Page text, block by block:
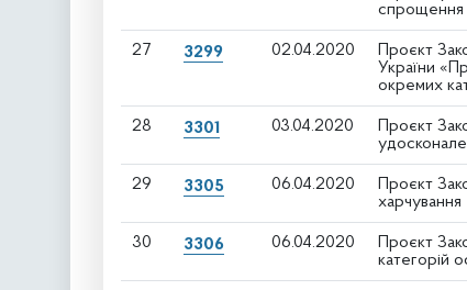
спрощення
27 3299 02.04.2020
Проєкт
України
окремих
28 3301 03.04.2020
Проєкт
29 3305 06.04.2020
Проєкт
харчування
30 3306 06.04.2020
Проєкт
категорій